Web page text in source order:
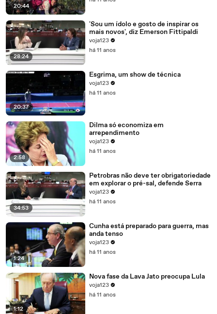
20:44
28:24
'Sou um ídolo e gosto de inspirar os
mais novos', diz Emerson Fittipaldi
voja123
há 11 anos
20:37
Esgrima, um show de técnica
voja123
há 11 anos
2:58
Dilma só economiza em
arrependimento
voja123
há 11 anos
34:53
Petrobras não deve ter obrigatoriedade
em explorar o pré-sal, defende Serra
voja123
há 11 anos
1:24
Cunha está preparado para guerra, mas
anda tenso
voja123
há 11 anos
1:12
Nova fase da Lava Jato preocupa Lula
voja123
há 11 anos